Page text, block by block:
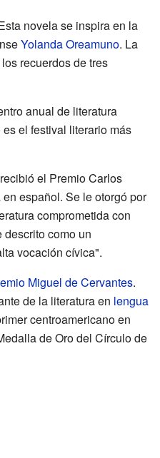
novela se inspira en la
Yolanda Oreamuno. La
recuerdos de tres
anual de literatura
el festival literario más
el Premio Carlos
español. Se le otorgó por
comprometida con
como un
vocación cívica".
Miguel de Cervantes.
de la literatura en lengua
centroamericano en
de Oro del Círculo de